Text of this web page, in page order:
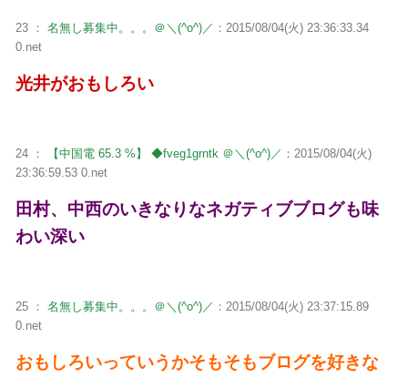
23 ： 名無し募集中。。。＠＼(^o^)／ ：2015/08/04(火) 23:36:33.34
0.net
光井がおもしろい
24 ： 【中国電 65.3 %】 ◆fveg1grntk ＠＼(^o^)／ ：2015/08/04(火)
23:36:59.53 0.net
田村、中西のいきなりなネガティブブログも味
わい深い
25 ： 名無し募集中。。。＠＼(^o^)／ ：2015/08/04(火) 23:37:15.89
0.net
おもしろいっていうかそもそもブログを好きな